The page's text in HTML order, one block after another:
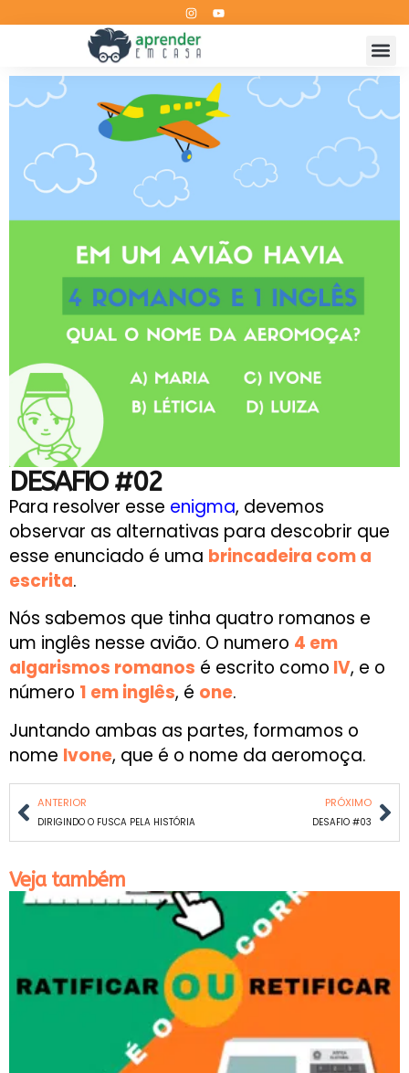
DESAFIO #02
Para resolver esse enigma, devemos
observar as alternativas para descobrir que
esse enunciado é uma brincadeira com a
escrita.
Nós sabemos que tinha quatro romanos e
um inglês nesse avião. O numero 4 em
algarismos romanos é escrito como IV, e o
número 1 em inglês, é one.
Juntando ambas as partes, formamos o
nome Ivone, que é o nome da aeromoça.
ANTERIOR
DIRIGINDO O FUSCA PELA HISTÓRIA
PRÓXIMO
DESAFIO #03
Veja também